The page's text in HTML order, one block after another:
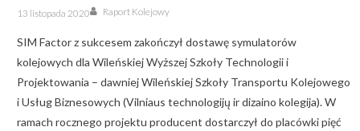
Posted
on
13 listopada 2020 Author
Raport Kolejowy
SIM Factor z sukcesem zakończył dostawę symulatorów
kolejowych dla Wileńskiej Wyższej Szkoły Technologii i
Projektowania – dawniej Wileńskiej Szkoły Transportu Kolejowego
i Usług Biznesowych (Vilniaus technologijų ir dizaino kolegija). W
ramach rocznego projektu producent dostarczył do placówki pięć